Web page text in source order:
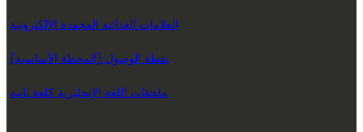
العلامات الغذائية المجمدة الإلكترونية
نقطة الوصول (المحطة الأساسية)
ملحقات اللغة الإنجليزية كلغة ثانية